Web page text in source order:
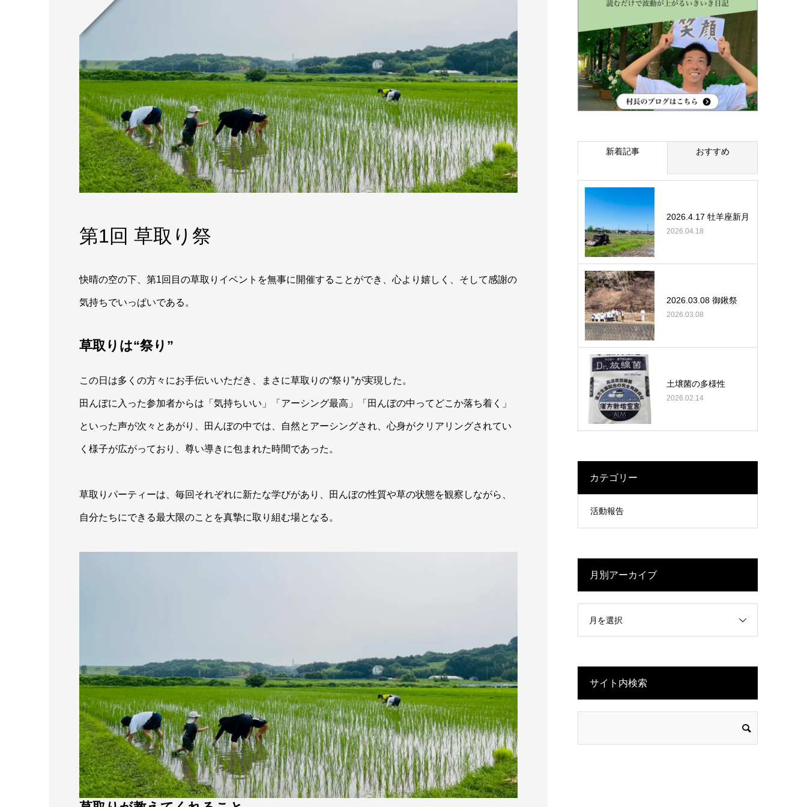
第1回 草取り祭
快晴の空の下、第1回目の草取りイベントを無事に開催することができ、心より嬉しく、そして感謝の
気持ちでいっぱいである。
草取りは“祭り”
この日は多くの方々にお手伝いいただき、まさに草取りの“祭り”が実現した。
田んぼに入った参加者からは「気持ちいい」「アーシング最高」「田んぼの中ってどこか落ち着く」
といった声が次々とあがり、田んぼの中では、自然とアーシングされ、心身がクリアリングされてい
く様子が広がっており、尊い導きに包まれた時間であった。
草取りパーティーは、毎回それぞれに新たな学びがあり、田んぼの性質や草の状態を観察しながら、
自分たちにできる最大限のことを真摯に取り組む場となる。
新着記事 おすすめ
2026.4.17 牡羊座新月
2026.04.18
2026.03.08 御鍬祭
2026.03.08
土壌菌の多様性
2026.02.14
カテゴリー
活動報告
月別アーカイブ
月を選択
サイト内検索